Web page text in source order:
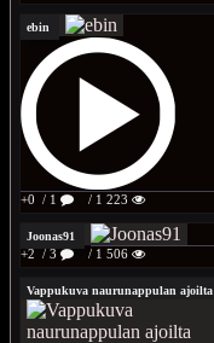
ebin
+0 / 1 / 1 223
Joonas91
+2 / 3 / 1 506
Vappukuva naurunappulan ajoilta